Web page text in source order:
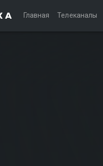
Главная Телеканалы